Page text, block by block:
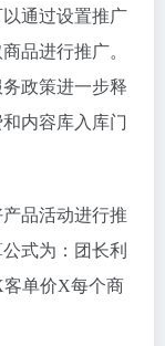
通过设置推广
品进行推广。
政策进一步释
内容库入库门
品活动进行推
式为：团长利
单价X每个商